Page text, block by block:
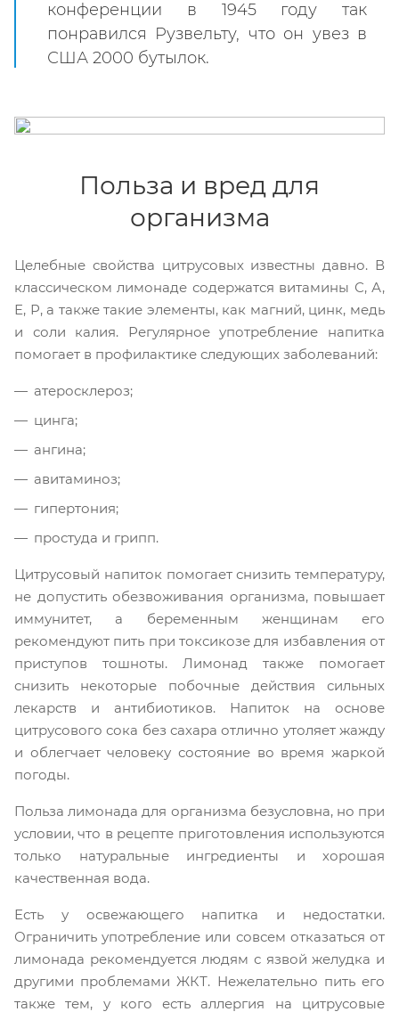
конференции в 1945 году так
понравился Рузвельту, что он увез в
США 2000 бутылок.
Польза и вред для
организма
Целебные свойства цитрусовых известны давно. В
классическом лимонаде содержатся витамины С, А,
Е, Р, а также такие элементы, как магний, цинк, медь
и соли калия. Регулярное употребление напитка
помогает в профилактике следующих заболеваний:
атеросклероз;
цинга;
ангина;
авитаминоз;
гипертония;
простуда и грипп.
Цитрусовый напиток помогает снизить температуру,
не допустить обезвоживания организма, повышает
иммунитет, а беременным женщинам его
рекомендуют пить при токсикозе для избавления от
приступов тошноты. Лимонад также помогает
снизить некоторые побочные действия сильных
лекарств и антибиотиков. Напиток на основе
цитрусового сока без сахара отлично утоляет жажду
и облегчает человеку состояние во время жаркой
погоды.
Польза лимонада для организма безусловна, но при
условии, что в рецепте приготовления используются
только натуральные ингредиенты и хорошая
качественная вода.
Есть у освежающего напитка и недостатки.
Ограничить употребление или совсем отказаться от
лимонада рекомендуется людям с язвой желудка и
другими проблемами ЖКТ. Нежелательно пить его
также тем, у кого есть аллергия на цитрусовые